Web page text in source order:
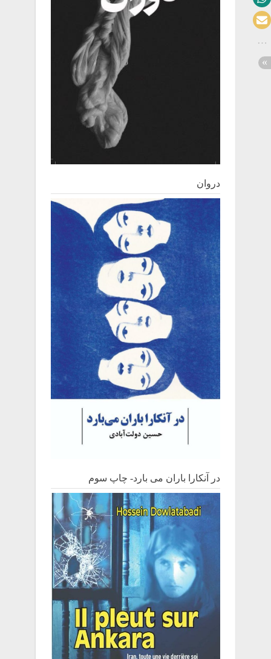
دروان
در آنکارا باران می بارد- چاپ سوم